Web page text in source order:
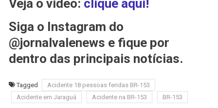
Veja o vídeo: clique aqui!
Siga o Instagram do
@jornalvalenews e fique por
dentro das principais notícias.
Tagged
Acidente 18 pessoas feridas BR-153
Acidente em Jaraguá
Acidente na BR-153 BR-153